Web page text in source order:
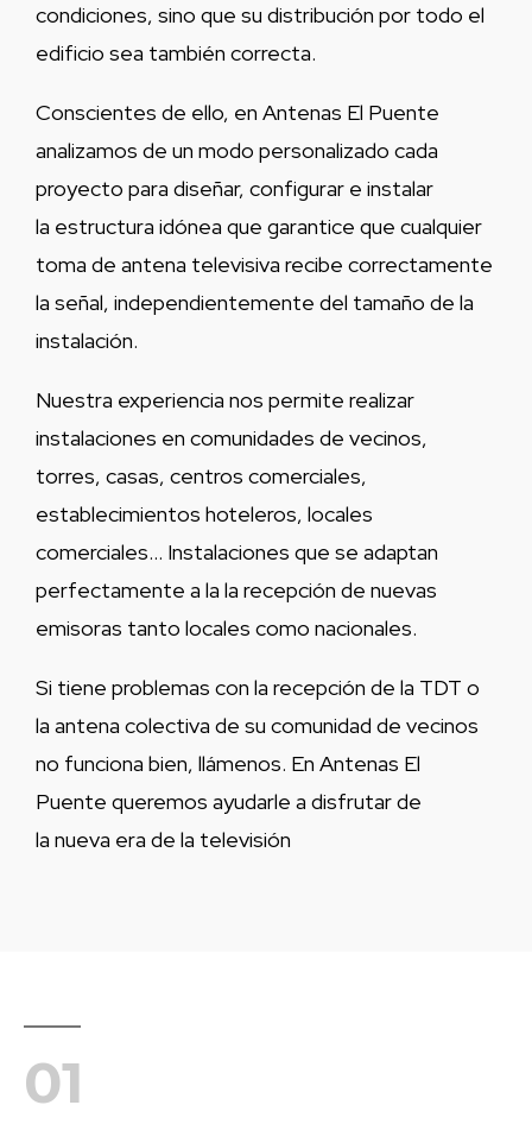
condiciones, sino que su distribución por todo el
edificio sea también correcta.
Conscientes de ello, en Antenas El Puente
analizamos de un modo personalizado cada
proyecto para diseñar, configurar e instalar
la estructura idónea que garantice que cualquier
toma de antena televisiva recibe correctamente
la señal, independientemente del tamaño de la
instalación.
Nuestra experiencia nos permite realizar
instalaciones en comunidades de vecinos,
torres, casas, centros comerciales,
establecimientos hoteleros, locales
comerciales… Instalaciones que se adaptan
perfectamente a la la recepción de nuevas
emisoras tanto locales como nacionales.
Si tiene problemas con la recepción de la TDT o
la antena colectiva de su comunidad de vecinos
no funciona bien, llámenos. En Antenas El
Puente queremos ayudarle a disfrutar de
la nueva era de la televisión
01